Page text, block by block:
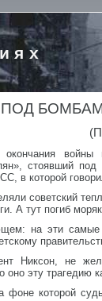
ПОД
войны
стоявший
в которой
советский
А тут погиб
на эти
Никсон, не
оно эту
фоне которой